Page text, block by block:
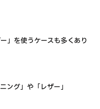
」を使うケースも多くあり
ング」や「レザー」